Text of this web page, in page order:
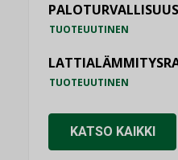
TUOTEUUTINEN
TUOTEUUTINEN
KATSO KAIKKI